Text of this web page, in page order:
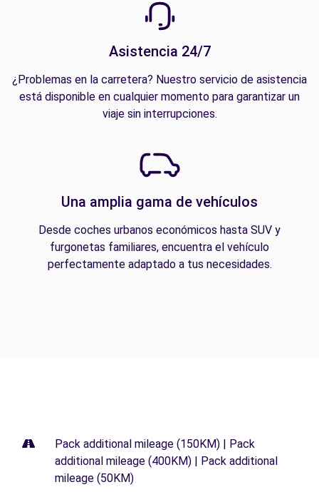
Asistencia 24/7
¿Problemas en la carretera? Nuestro servicio de asistencia
está disponible en cualquier momento para garantizar un
viaje sin interrupciones.
Una amplia gama de vehículos
Desde coches urbanos económicos hasta SUV y
furgonetas familiares, encuentra el vehículo
perfectamente adaptado a tus necesidades.
Pack additional mileage (150KM) | Pack
additional mileage (400KM) | Pack additional
mileage (50KM)